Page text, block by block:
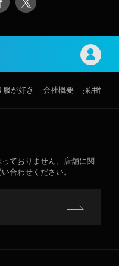
が好き 会社概要 採用情報
ておりません。店舗に関
合わせください。